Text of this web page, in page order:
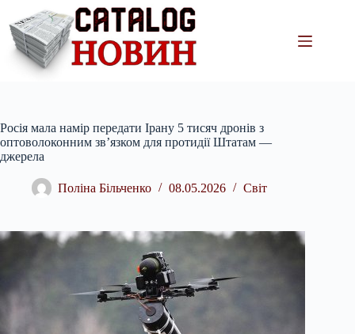
вмісту
Росія мала намір передати Ірану 5 тисяч дронів з
оптоволоконним зв’язком для протидії Штатам —
джерела
Поліна Більченко 08.05.2026 Світ